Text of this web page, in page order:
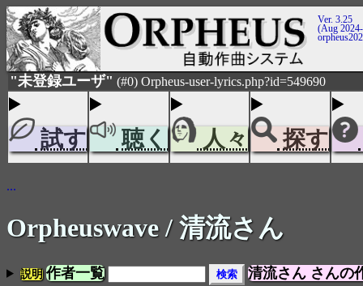
Ver. 3.25
(Aug
"未登録ユーザ" (#0) Orpheus-user-lyrics.php?id=549690
試す 聴く 人々 探す
...
Orpheuswave/ 清流さん
説明 作者一覧 清流さん さんの